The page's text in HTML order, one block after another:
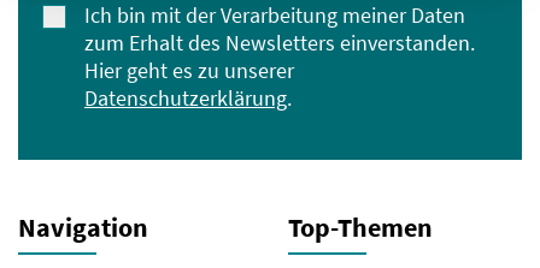
Ich bin mit der Verarbeitung meiner Daten
zum Erhalt des Newsletters einverstanden.
Hier geht es zu unserer
Datenschutzerklärung.
Navigation Top-Themen